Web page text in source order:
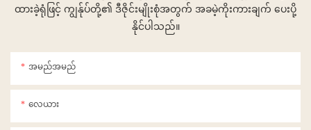
အစားအသောက်ထရပ်ကားများ
တစ္ဆေစားသောက်ဆိုင်များ
ထားခဲ့ရုံဖြင့် ကျွန်ုပ်တို့၏ ဒီဇိုင်းမျိုးစုံအတွက် အခမဲ့ကိုးကားချက် ပေးပို့
နိုင်ပါသည်။
အမည်အမည်
လေယား